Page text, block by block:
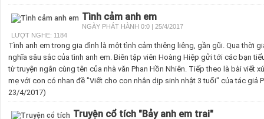
Tình cảm anh em
NGÀY PHÁT HÀNH 0:0 | 25/4/2017
LƯỢT NGHE: 1184
Tình anh em trong gia đình là một tình cảm thiêng liêng, gần gũi. Qua thời
nghĩa sâu sắc của tình anh em. Biên tập viên Hoàng Hiệp gửi tới các bạn
từ truyện ngắn cùng tên của nhà văn Phan Hồn Nhiên. Tiếp theo là bài viết
mẹ với con có nhan đề "Viết cho con nhân dịp sinh nhật 3 tuổi" của tác giả
23/4/2017)
Truyện cổ tích "Bảy anh em trai"